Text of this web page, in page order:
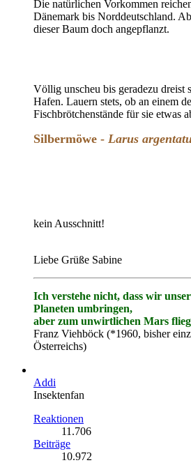
Die natürlichen Vorkommen
Dänemark bis Norddeutschland.
dieser Baum doch angepflanzt.
Völlig unscheu bis geradezu dreist
Hafen. Lauern stets, ob an einem
Fischbrötchenstände für sie etwas
Silbermöwe - Larus
kein Ausschnitt!
Liebe Grüße Sabine
Ich verstehe nicht, dass wir
Planeten umbringen,
aber zum unwirtlichen Mars
Franz Viehböck (*1960, bisher
Österreichs)
Addi
Insektenfan
Reaktionen
11.706
Beiträge
10.972